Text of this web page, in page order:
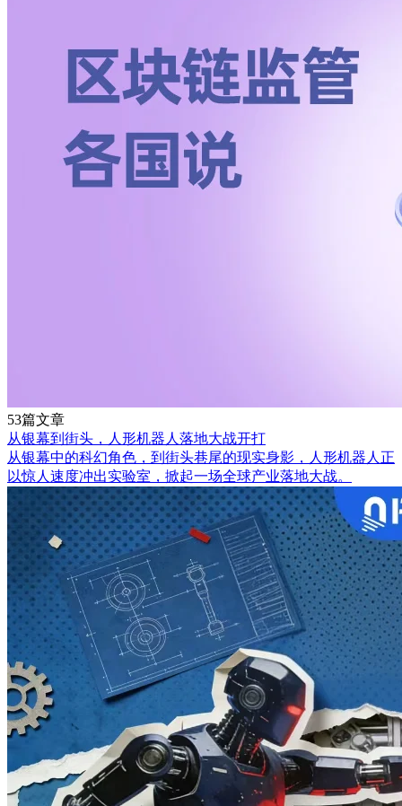
53篇文章
从银幕到街头，人形机器人落地大战开打
从银幕中的科幻角色，到街头巷尾的现实身影，人形机器人正
以惊人速度冲出实验室，掀起一场全球产业落地大战。